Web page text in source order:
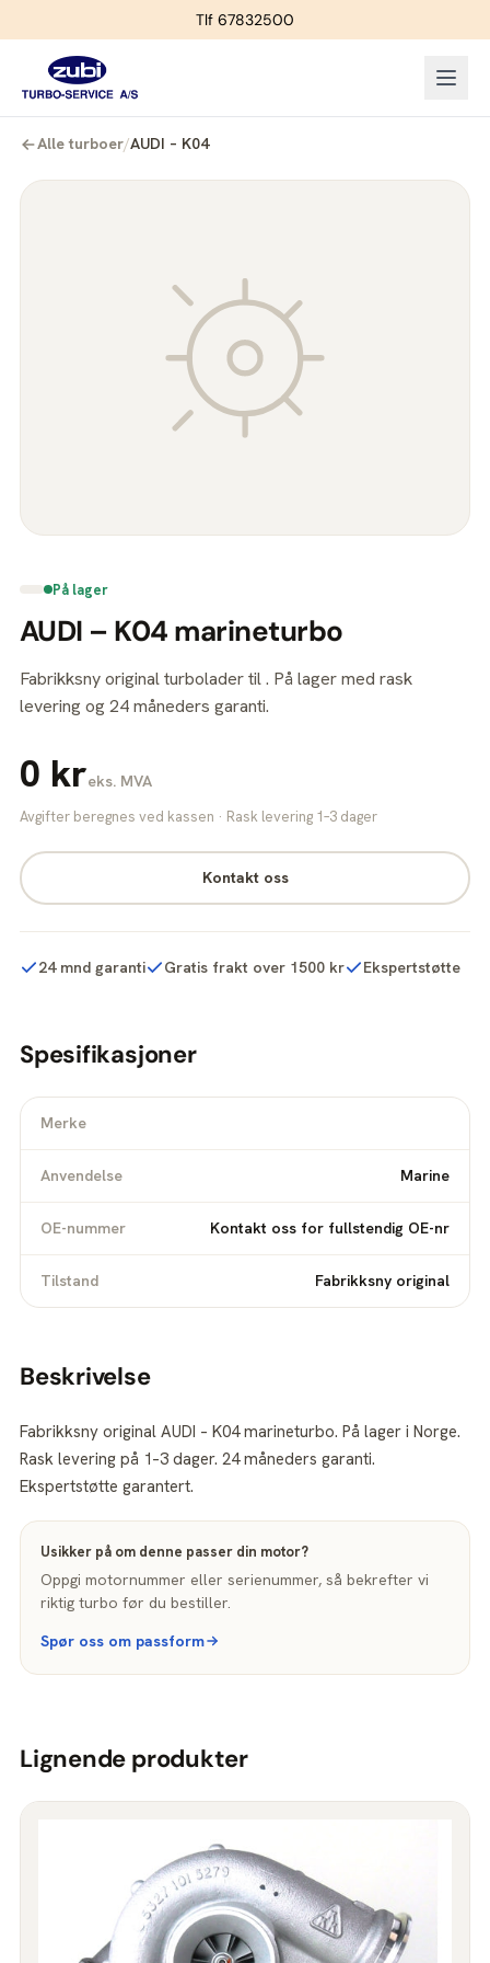
Tlf 67832500
Alle turboer/AUDI – K04
På lager
AUDI – K04 marineturbo
Fabrikksny original turbolader til . På lager med rask
levering og 24 måneders garanti.
0 kreks. MVA
Avgifter beregnes ved kassen · Rask levering 1–3 dager
Kontakt oss
24 mnd garanti Gratis frakt over 1500 kr Ekspertstøtte
Spesifikasjoner
Merke
Anvendelse Marine
OE-nummer Kontakt oss for fullstendig OE-nr
Tilstand Fabrikksny original
Beskrivelse
Fabrikksny original AUDI – K04 marineturbo. På lager i Norge.
Rask levering på 1–3 dager. 24 måneders garanti.
Ekspertstøtte garantert.
Usikker på om denne passer din motor?
Oppgi motornummer eller serienummer, så bekrefter vi
riktig turbo før du bestiller.
Spør oss om passform
Lignende produkter